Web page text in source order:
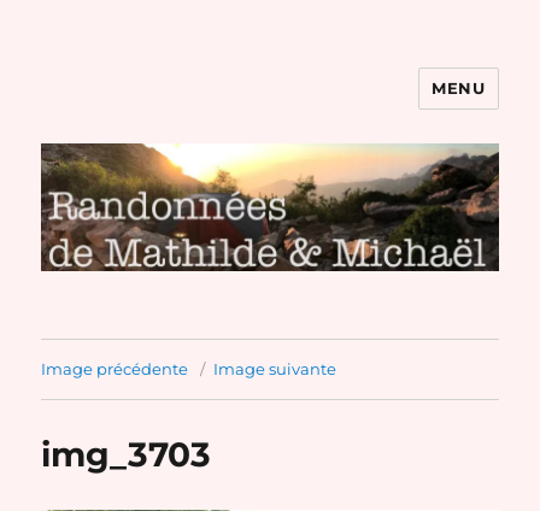
Randonnées de Mathilde et
Michaël
MENU
Image précédente Image suivante
img_3703